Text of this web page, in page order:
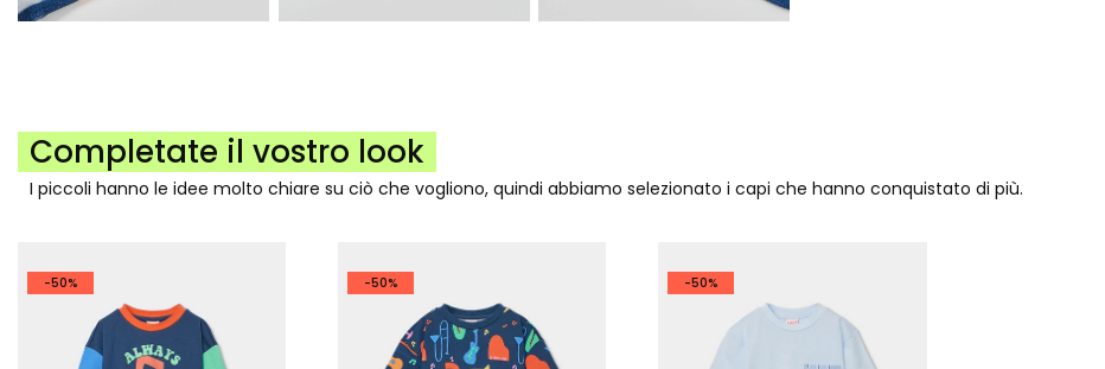
Completate il vostro look
I piccoli hanno le idee molto chiare su ciò che vogliono, quindi abbiamo selezionato i capi che hanno conquistato di più.
-50% -50% -50%